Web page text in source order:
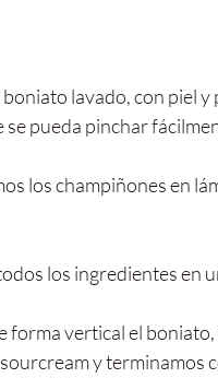
lavado, con piel
pueda pinchar
los champiñones en
los ingredientes en
vertical el
y terminamos